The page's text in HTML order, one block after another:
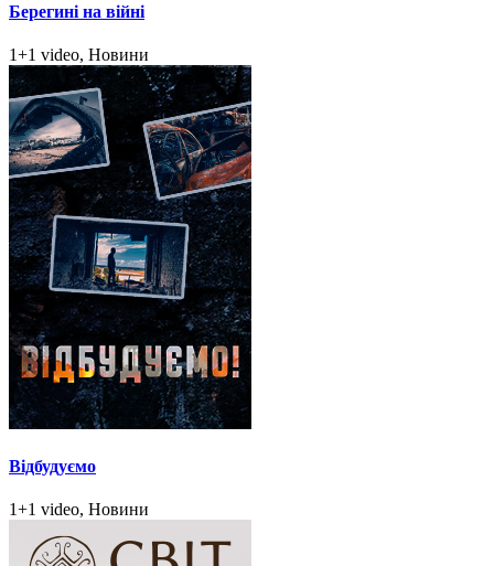
Берегині на війні
1+1 video, Новини
Відбудуємо
1+1 video, Новини